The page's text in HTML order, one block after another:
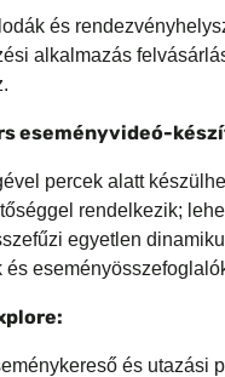
és
alkalmazás
eseményvideó-
percek alatt
rendelkezik;
egyetlen
és
és utazási